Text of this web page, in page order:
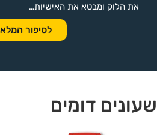
את הלוק ומבטא את האישיות…
לסיפור
שעונים דומים